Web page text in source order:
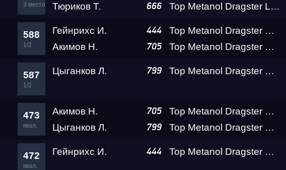
Гонка
RDRC Юг 6 этап
Суперкубок RDRC 2026
Test & Tune PRO
3 место
Тюриков Т.
666 Top Metanol Dragster Lucifer RDRC Technology
588
1/2
Гейнрихс И. 444 Top Metanol Dragster GHOST RIDER RDRC Technology
Акимов Н.
705 Top Metanol Dragster Barracuda
587
1/2
Цыганков Л. 799 Top Metanol Dragster SINIY MaxRide Motorsport
473
квал.
Акимов Н. 705 Top Metanol Dragster Barracuda
Цыганков Л.
799 Top Metanol Dragster SINIY MaxRide Motorsport
472
квал.
Гейнрихс И. 444 Top Metanol Dragster GHOST RIDER RDRC Technology